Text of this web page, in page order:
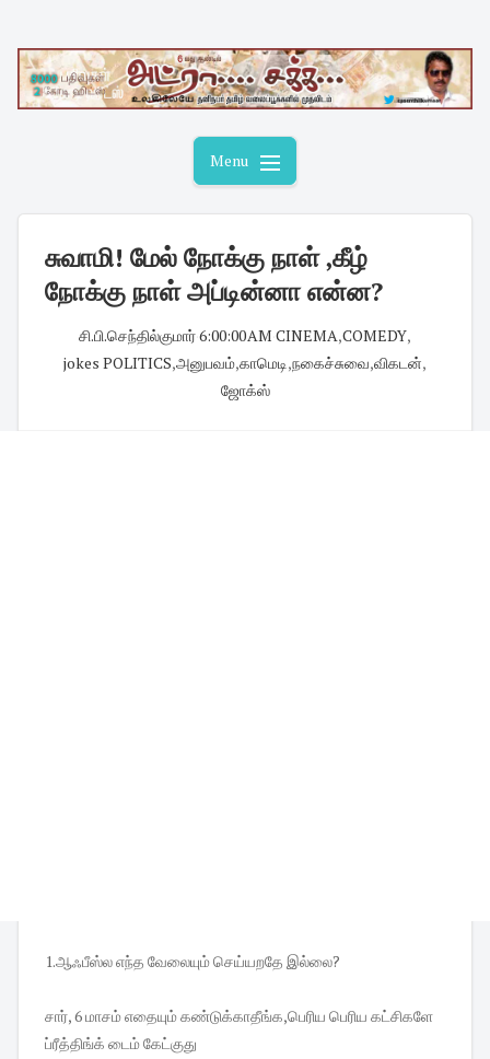
content
Menu
சுவாமி! மேல் நோக்கு நாள் ,கீழ்
நோக்கு நாள் அப்டின்னா என்ன?
சி.பி.செந்தில்குமார்6:00:00 AM CINEMA,COMEDY,
jokes POLITICS,அனுபவம்,காமெடி,நகைச்சுவை,விகடன்,
ஜோக்ஸ்
1.ஆஃபீஸ்ல எந்த வேலையும் செய்யறதே இல்லை?
சார், 6 மாசம் எதையும் கண்டுக்காதீங்க,பெரிய பெரிய கட்சிகளே
ப்ரீத்திங்க் டைம் கேட்குது